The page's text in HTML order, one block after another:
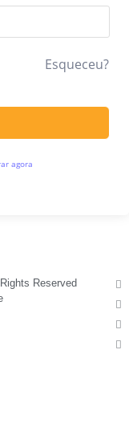
Esqueceu?
agora
Reserved